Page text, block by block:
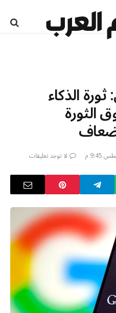
الذكاء
الثورة
لا توجد تعليقات